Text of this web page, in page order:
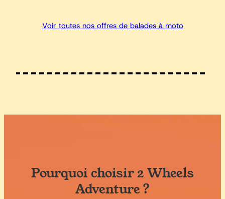
Voir toutes nos offres de balades à moto
Pourquoi choisir 2 Wheels
Adventure ?